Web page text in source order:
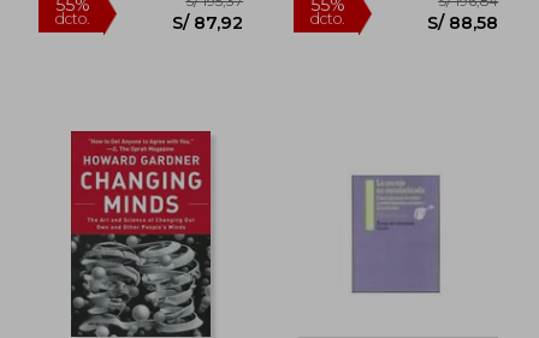
40%
dcto.
S/ 201,37
S/ 120,82